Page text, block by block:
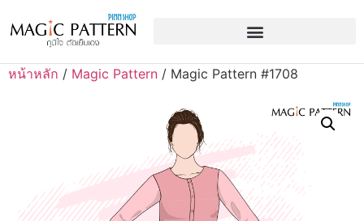
หน้าหลัก / Magic Pattern / Magic Pattern #1708